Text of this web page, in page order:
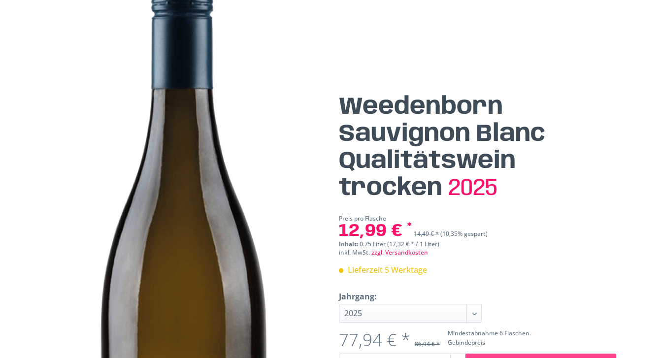
Weedenborn
Sauvignon Blanc
Qualitätswein
trocken 2025
Preis pro Flasche
12,99 € * 14,49 € *(10,35% gespart)
Inhalt:0.75 Liter (17,32 € * / 1 Liter)
inkl. MwSt.zzgl. Versandkosten
Lieferzeit 5 Werktage
Jahrgang:
Mindestabnahme 6 Flaschen.
Gebindepreis
77,94 € * 86,94 € *